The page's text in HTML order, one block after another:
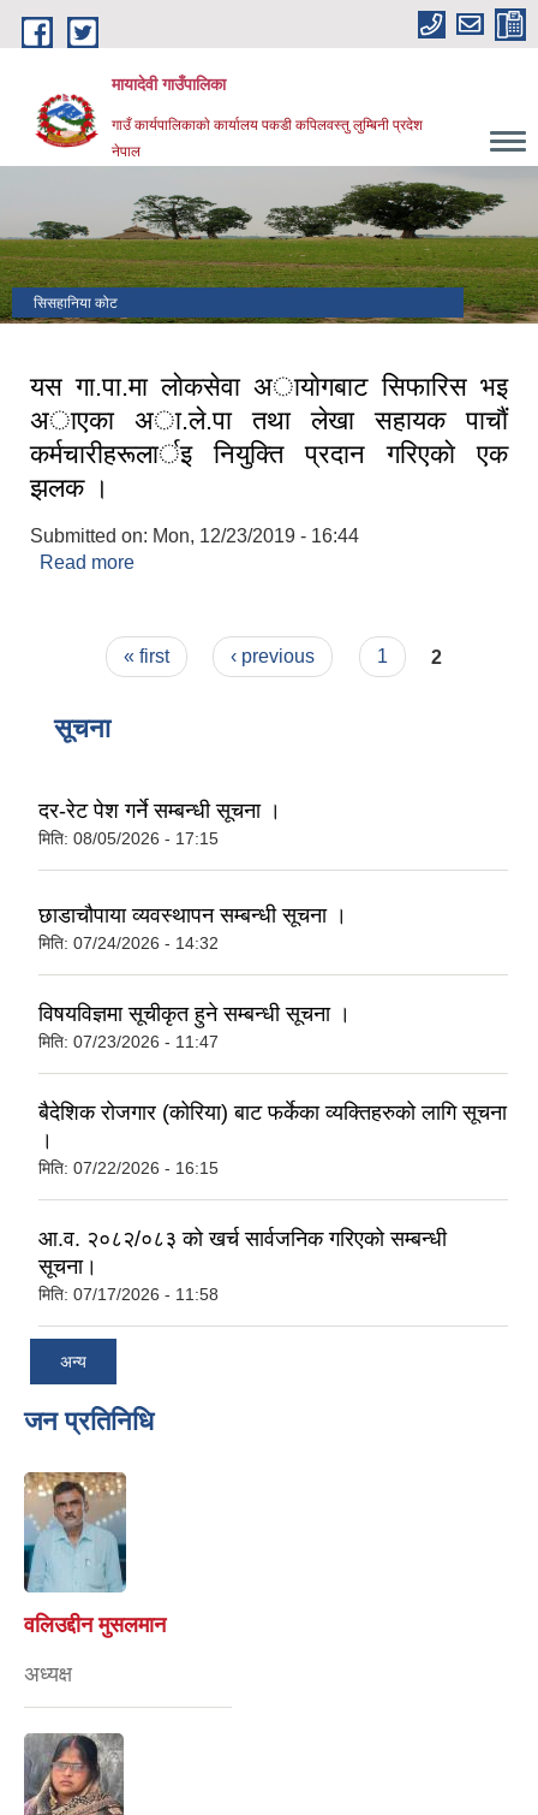
Skip to main content
मायादेवी गाउँपालिका
गाउँ कार्यपालिकाकाे कार्यालय पकडी कपिलवस्तु लुम्बिनी प्रदेश
नेपाल
सिसहानिया कोट
यस गा.पा.मा लाेकसेवा अायाेगबाट सिफारिस भइ
अाएका अा.ले.पा तथा लेखा सहायक पाचाैं
कर्मचारीहरूलार्इ नियुक्ति प्रदान गरिएकाे एक
झलक ।
Submitted on: Mon, 12/23/2019 - 16:44
Read more
Pages« first ‹ previous 1 2
सूचना
दर-रेट पेश गर्ने सम्बन्धी सूचना ।
मिति: 08/05/2026 - 17:15
छाडाचौपाया व्यवस्थापन सम्बन्धी सूचना ।
मिति: 07/24/2026 - 14:32
विषयविज्ञमा सूचीकृत हुने सम्बन्धी सूचना ।
मिति: 07/23/2026 - 11:47
बैदेशिक रोजगार (कोरिया) बाट फर्केका व्यक्तिहरुको लागि सूचना
।
मिति: 07/22/2026 - 16:15
आ.व. २०८२/०८३ को खर्च सार्वजनिक गरिएको सम्बन्धी
सूचना।
मिति: 07/17/2026 - 11:58
अन्य
जन प्रतिनिधि
वलिउद्दीन मुसलमान
अध्यक्ष